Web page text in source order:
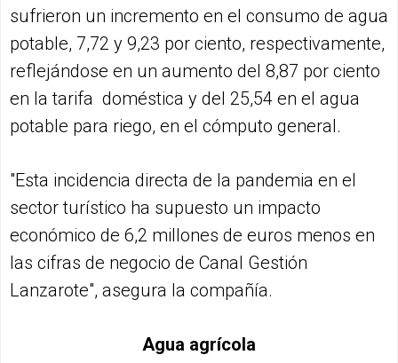
sufrieron un incremento en el consumo de agua
potable, 7,72 y 9,23 por ciento, respectivamente,
reflejándose en un aumento del 8,87 por ciento
en la tarifa doméstica y del 25,54 en el agua
potable para riego, en el cómputo general.
"Esta incidencia directa de la pandemia en el
sector turístico ha supuesto un impacto
económico de 6,2 millones de euros menos en
las cifras de negocio de Canal Gestión
Lanzarote", asegura la compañía.
Agua agrícola